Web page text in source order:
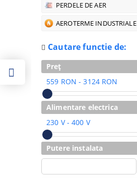
PERDELE DE AER
AEROTERME INDUSTRIALE
Cautare functie de:
Preț
559 RON - 3124 RON
Alimentare electrica
230 V - 400 V
Putere instalata